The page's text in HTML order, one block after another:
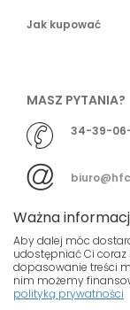
Jak kupować
MASZ PYTANIA?
34-39-
© HFCD - HF
Ważna
Aby dalej móc
udostępniać Ci coraz
dopasowanie treści
nim możemy
polityką prywatności